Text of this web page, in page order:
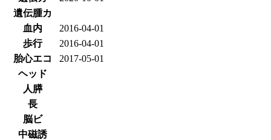
遺伝腫カ
血内
2016-04-01
歩行
2016-04-01
胎心エコ
2017-05-01
ヘッド
人膵
長
脳ビ
中磁誘